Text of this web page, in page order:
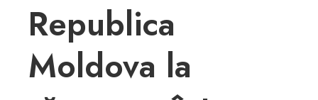
Republica
Moldova la